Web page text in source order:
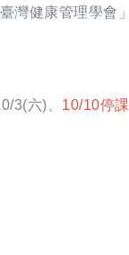
灣健康管理學會
3(六)、 10/10停課